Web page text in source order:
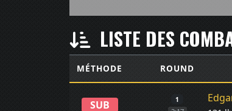
LISTE DES
MÉTHODE ROUND
SUB 1